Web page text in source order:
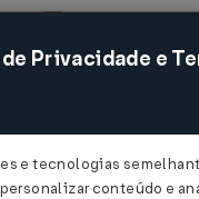
Privacidade e
e tecnologias
conteúdo e